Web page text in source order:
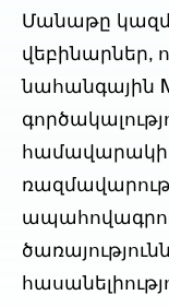
Մանաթը
վեբինարներ,
նահանգային
համավարակի